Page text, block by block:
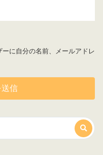
に自分の名前、メールアドレ